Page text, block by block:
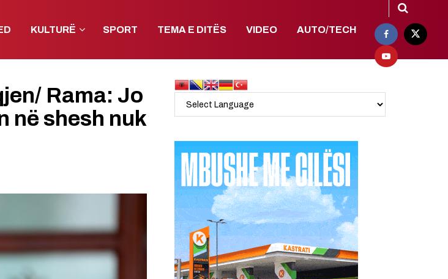
KULTURË SPORT TEMA E DITËS VIDEO AUTO/TECH
Rama: Jo
në shesh nuk